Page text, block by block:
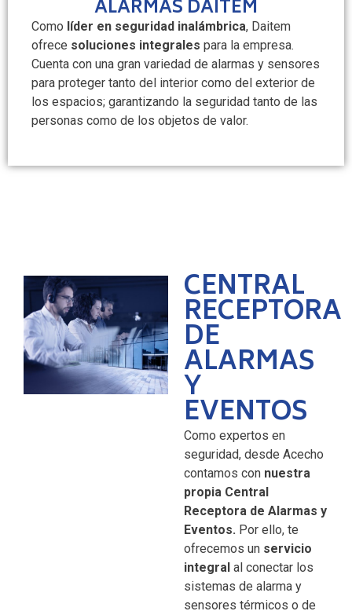
ALARMAS DAITEM
Como líder en seguridad inalámbrica, Daitem
ofrece soluciones integrales para la empresa.
Cuenta con una gran variedad de alarmas y sensores
para proteger tanto del interior como del exterior de
los espacios; garantizando la seguridad tanto de las
personas como de los objetos de valor.
CENTRAL
RECEPTORA
DE
ALARMAS
Y
EVENTOS
Como expertos en
seguridad, desde Acecho
contamos con nuestra
propia Central
Receptora de Alarmas y
Eventos. Por ello, te
ofrecemos un servicio
integral al conectar los
sistemas de alarma y
sensores térmicos o de